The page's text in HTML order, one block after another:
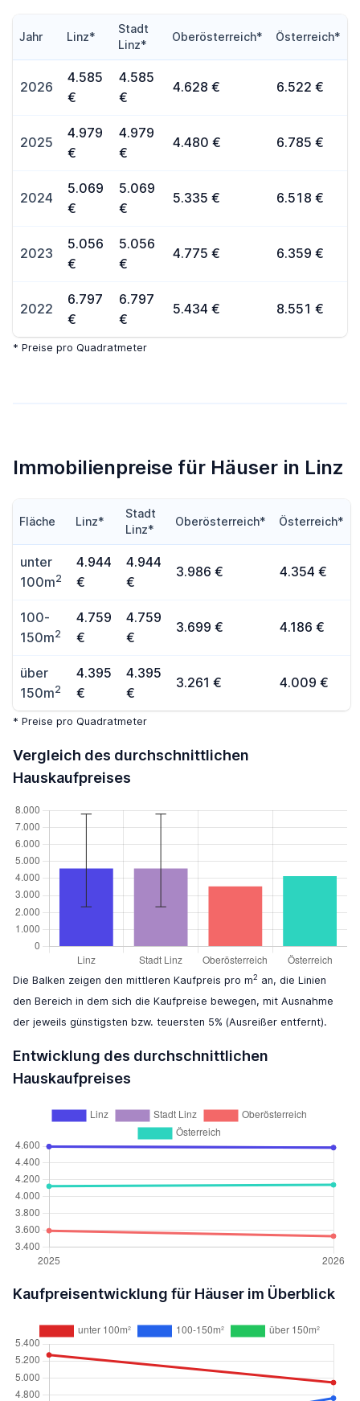
Jahr Linz*
Stadt
Linz*
Oberösterreich* Österreich*
2026
4.585
€
4.585
€
4.628 € 6.522 €
2025
4.979
€
4.979
€
4.480 € 6.785 €
2024
5.069
€
5.069
€
5.335 € 6.518 €
2023
5.056
€
5.056
€
4.775 € 6.359 €
2022
6.797
€
6.797
€
5.434 € 8.551 €
* Preise pro Quadratmeter
Immobilienpreise für Häuser in Linz
Fläche Linz*
Stadt
Linz*
Oberösterreich* Österreich*
unter
100m2
4.944
€
4.944
€
3.986 € 4.354 €
100-
150m2
4.759
€
4.759
€
3.699 € 4.186 €
über
150m2
4.395
€
4.395
€
3.261 € 4.009 €
* Preise pro Quadratmeter
Vergleich des durchschnittlichen
Hauskaufpreises
Die Balken zeigen den mittleren Kaufpreis pro m2 an, die Linien
den Bereich in dem sich die Kaufpreise bewegen, mit Ausnahme
der jeweils günstigsten bzw. teuersten 5% (Ausreißer entfernt).
Entwicklung des durchschnittlichen
Hauskaufpreises
Kaufpreisentwicklung für Häuser im Überblick